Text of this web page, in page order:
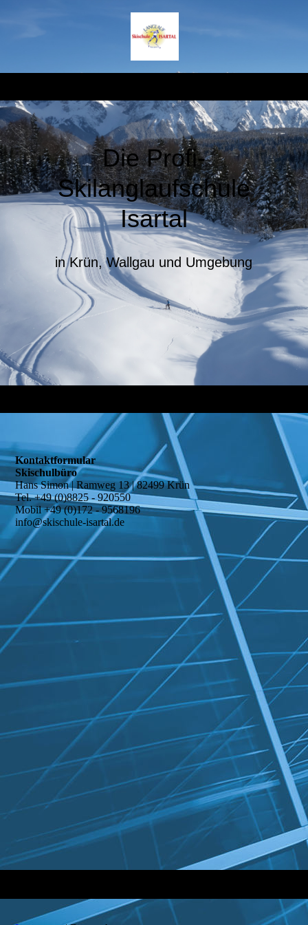
Die Profi-
Skilanglaufschule
Isartal
in Krün, Wallgau und Umgebung
Kontaktformular
Skischulbüro
Hans Simon | Ramweg 13 | 82499 Krün
Tel. +49 (0)8825 - 920550
Mobil +49 (0)172 - 9568196
info@skischule-isartal.de